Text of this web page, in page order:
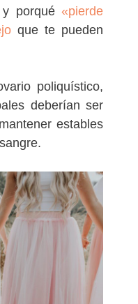
y porqué«pierde
que te pueden
poliquístico,
deberían ser
estables